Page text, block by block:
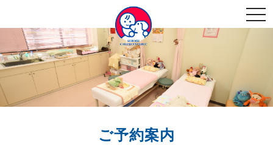
ご予約案内